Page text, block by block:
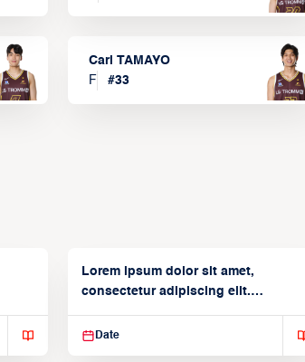
Carl TAMAYO
F
#33
Lorem ipsum dolor sit amet,
consectetur adipiscing elit.
Date